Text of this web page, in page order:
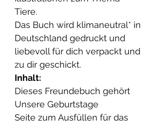
Tiere.
Das Buch wird klimaneutral* in
Deutschland gedruckt und
liebevoll für dich verpackt und
zu dir geschickt.
Inhalt:
Dieses Freundebuch gehört
Unsere Geburtstage
Seite zum Ausfüllen für das